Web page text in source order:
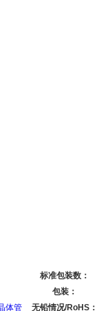
标准包装数：
包装：
体管 无铅情况/RoHS：